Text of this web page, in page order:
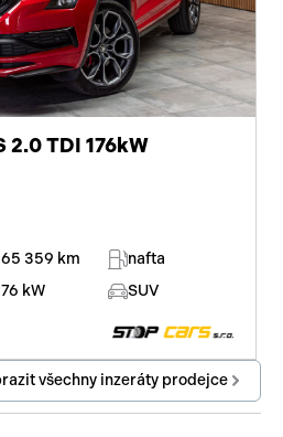
počítače
počítače
2.0 TDI 176kW
359 km
nafta
kW SUV
všechny inzeráty prodejce